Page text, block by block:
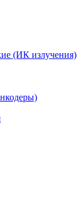
(ИК излучения)